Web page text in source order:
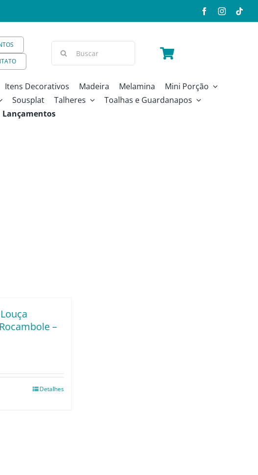
Itens Decorativos Madeira Melamina
Mini Porção
Sousplat Talheres
Toalhas e Guardanapos
Lançamentos
–
Detalhes